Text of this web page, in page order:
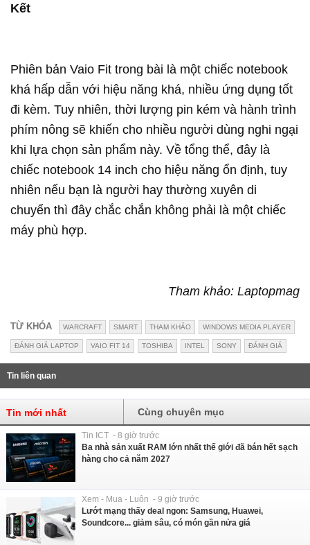
Kết
Phiên bản Vaio Fit trong bài là một chiếc notebook
khá hấp dẫn với hiệu năng khá, nhiều ứng dụng tốt
đi kèm. Tuy nhiên, thời lượng pin kém và hành trình
phím nông sẽ khiến cho nhiều người dùng nghi ngại
khi lựa chọn sản phẩm này. Về tổng thể, đây là
chiếc notebook 14 inch cho hiệu năng ổn định, tuy
nhiên nếu bạn là người hay thường xuyên di
chuyển thì đây chắc chắn không phải là một chiếc
máy phù hợp.
Tham khảo: Laptopmag
TỪ KHÓA WARCRAFT SMART THAM KHẢO WINDOWS MEDIA PLAYER
ĐÁNH GIÁ LAPTOP VAIO FIT 14 TOSHIBA INTEL SONY ĐÁNH GIÁ
Tin liên quan
Tin mới nhất Cùng chuyên mục
Tin ICT - 8 giờ trước
Ba nhà sản xuất RAM lớn nhất thế giới đã bán hết sạch
hàng cho cả năm 2027
Xem - Mua - Luôn - 9 giờ trước
Lướt mạng thấy deal ngon: Samsung, Huawei,
Soundcore... giảm sâu, có món gần nửa giá